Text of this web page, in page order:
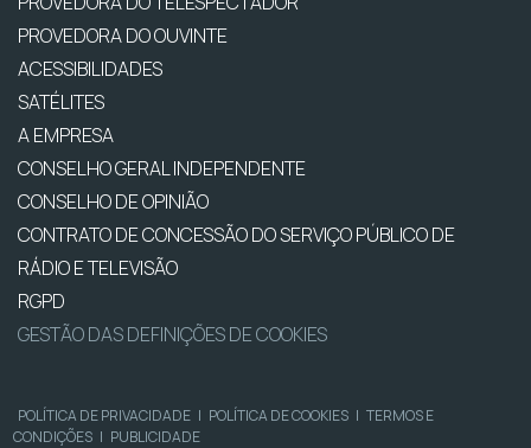
PROVEDORA DO OUVINTE
ACESSIBILIDADES
SATÉLITES
A EMPRESA
CONSELHO GERAL INDEPENDENTE
CONSELHO DE OPINIÃO
CONTRATO DE CONCESSÃO DO SERVIÇO PÚBLICO DE
RÁDIO E TELEVISÃO
RGPD
GESTÃO DAS DEFINIÇÕES DE COOKIES
POLÍTICA DE PRIVACIDADE | POLÍTICA DE COOKIES | TERMOS E
CONDIÇÕES | PUBLICIDADE